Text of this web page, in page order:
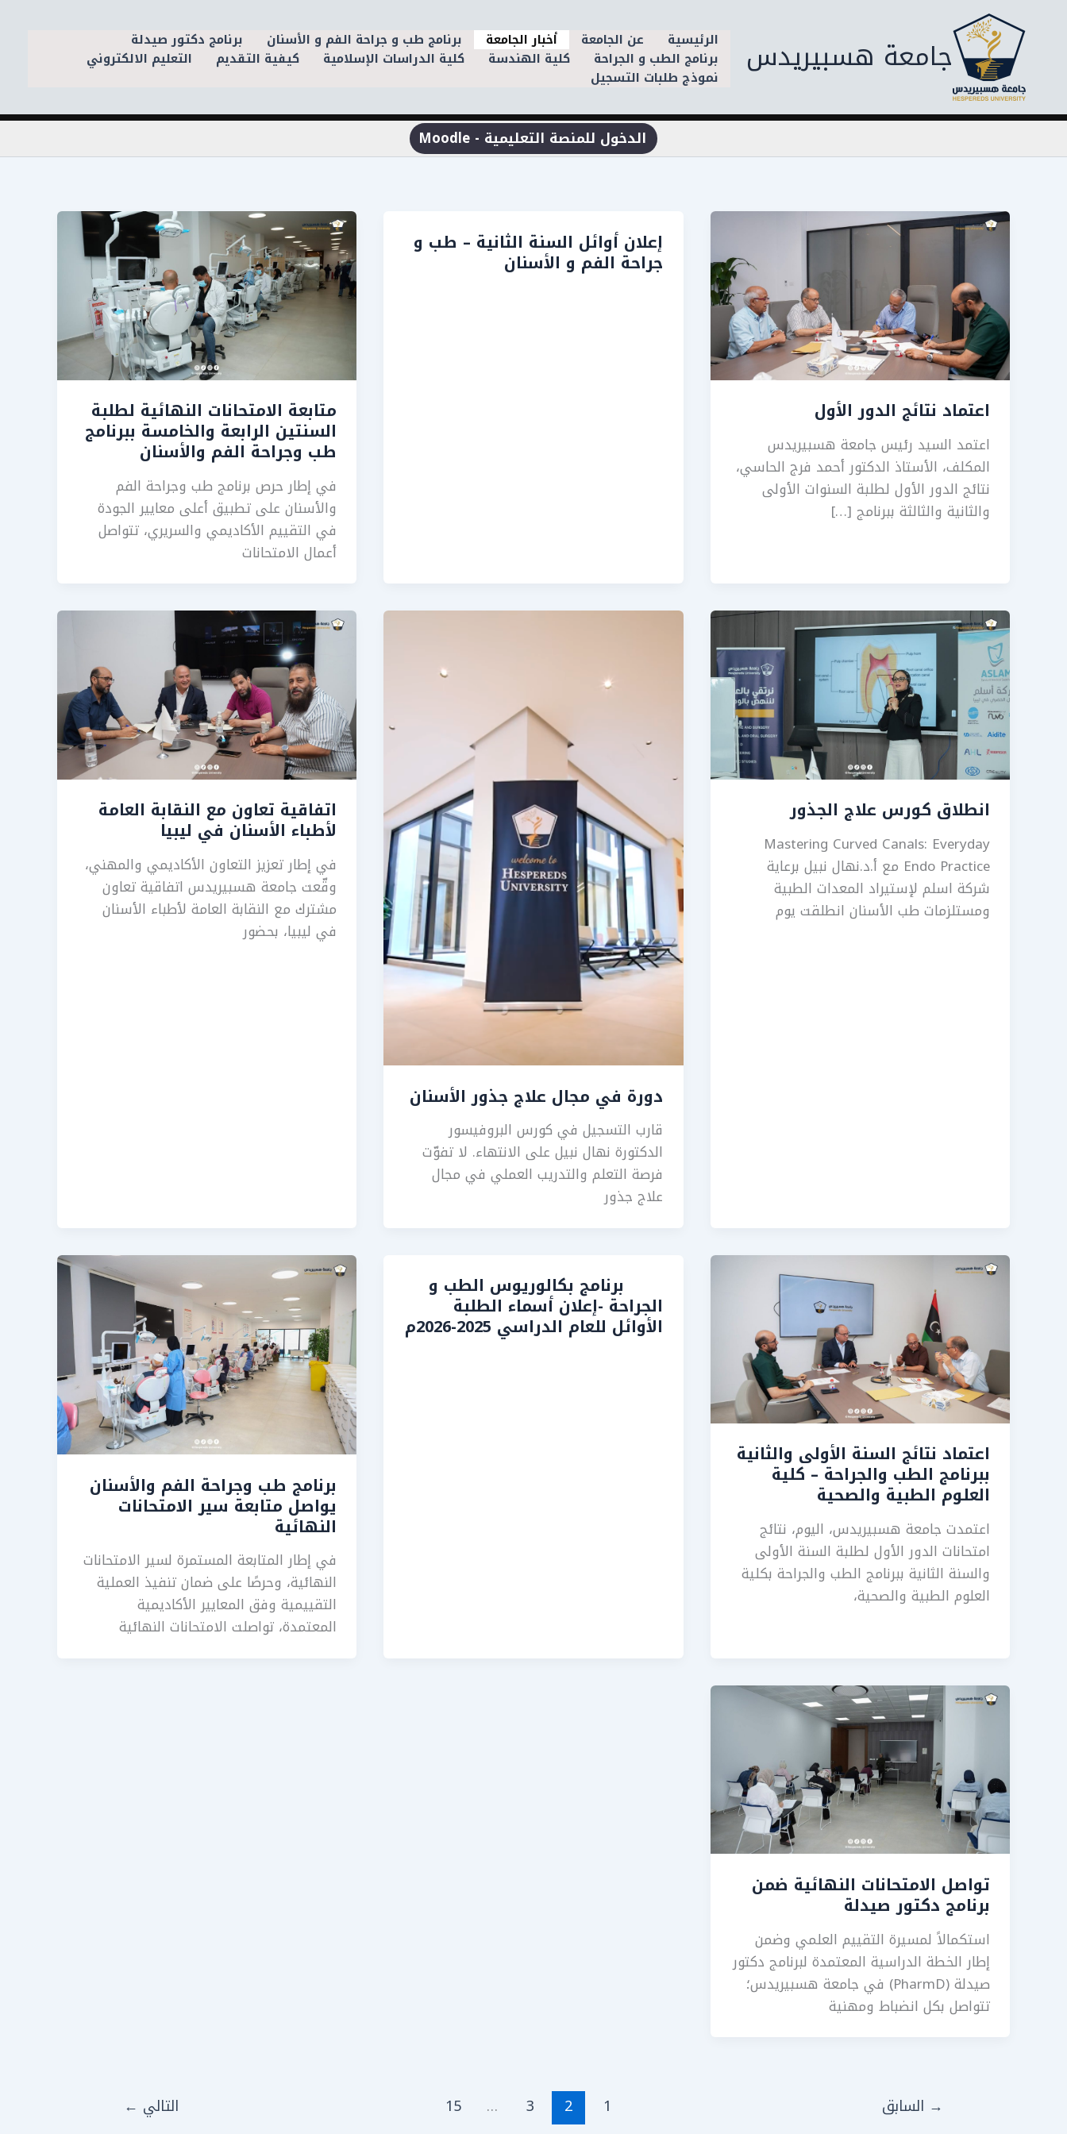
المحتوى
جامعة هسبيريدس الرئيسية عن الجامعة أخبار الجامعة برنامج طب و جراحة الفم و الأسنان
برنامج دكتور صيدلة
برنامج الطب و الجراحة
كلية الهندسة كلية الدراسات الإسلامية كيفية التقديم
التعليم الالكتروني
نموذج طلبات التسجيل
الدخول للمنصة التعليمية - Moodle
اعتماد نتائج الدور الأول
اعتمد السيد رئيس جامعة هسبيريدس
المكلف، الأستاذ الدكتور أحمد فرج الحاسي،
نتائج الدور الأول لطلبة السنوات الأولى
والثانية والثالثة ببرنامج […]
إعلان أوائل السنة الثانية – طب و
جراحة الفم و الأسنان
متابعة الامتحانات النهائية لطلبة
السنتين الرابعة والخامسة ببرنامج
طب وجراحة الفم والأسنان
في إطار حرص برنامج طب وجراحة الفم
والأسنان على تطبيق أعلى معايير الجودة
في التقييم الأكاديمي والسريري، تتواصل
أعمال الامتحانات
انطلاق كورس علاج الجذور
Mastering Curved Canals: Everyday
Endo Practice مع أ.د.نهال نبيل برعاية
شركة اسلم لإستيراد المعدات الطبية
ومستلزمات طب الأسنان انطلقت يوم
دورة في مجال علاج جذور الأسنان
قارب التسجيل في كورس البروفيسور
الدكتورة نهال نبيل على الانتهاء. لا تفوّت
فرصة التعلم والتدريب العملي في مجال
علاج جذور
اتفاقية تعاون مع النقابة العامة
لأطباء الأسنان في ليبيا
في إطار تعزيز التعاون الأكاديمي والمهني،
وقّعت جامعة هسبيريدس اتفاقية تعاون
مشترك مع النقابة العامة لأطباء الأسنان
في ليبيا، بحضور
اعتماد نتائج السنة الأولى والثانية
ببرنامج الطب والجراحة – كلية
العلوم الطبية والصحية
اعتمدت جامعة هسبيريدس، اليوم، نتائج
امتحانات الدور الأول لطلبة السنة الأولى
والسنة الثانية ببرنامج الطب والجراحة بكلية
العلوم الطبية والصحية،
برنامج بكالوريوس الطب و
الجراحة -إعلان أسماء الطلبة
الأوائل للعام الدراسي 2025-2026م
برنامج طب وجراحة الفم والأسنان
يواصل متابعة سير الامتحانات
النهائية
في إطار المتابعة المستمرة لسير الامتحانات
النهائية، وحرصًا على ضمان تنفيذ العملية
التقييمية وفق المعايير الأكاديمية
المعتمدة، تواصلت الامتحانات النهائية
تواصل الامتحانات النهائية ضمن
برنامج دكتور صيدلة
استكمالاً لمسيرة التقييم العلمي وضمن
إطار الخطة الدراسية المعتمدة لبرنامج دكتور
صيدلة (PharmD) في جامعة هسبيريدس؛
تتواصل بكل انضباط ومهنية
→ السابق 1
2
3
…
15 التالي ←